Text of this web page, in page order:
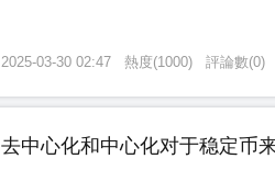
2025-03-30 02:47 熱度(1000) 評論數(0)
去中心化和中心化对于稳定币